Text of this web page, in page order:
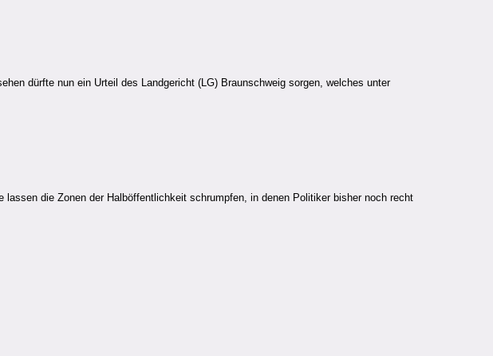
dürfte nun ein Urteil des Landgericht (LG) Braunschweig sorgen, welches unter
die Zonen der Halböffentlichkeit schrumpfen, in denen Politiker bisher noch recht